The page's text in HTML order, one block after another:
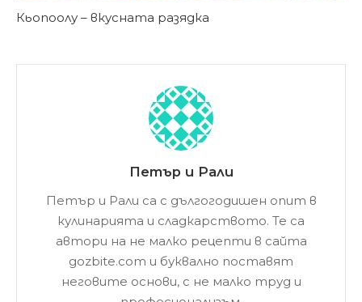
Кьопоолу – вкусната разядка
Петър и Рали
Петър и Рали са с дългогодишен опит в
кулинарията и сладкарството. Те са
автори на не малко рецепти в сайта
gozbite.com и буквално поставят
неговите основи, с не малко труд и